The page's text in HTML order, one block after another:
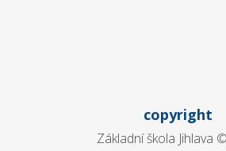
copyright
Základní škola Jihlava